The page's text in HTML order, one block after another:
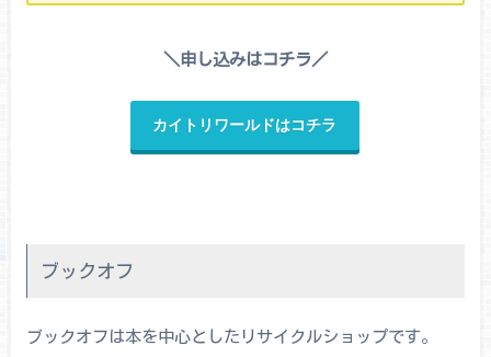
＼申し込みはコチラ／
カイトリワールドはコチラ
ブックオフ
ブックオフは本を中心としたリサイクルショップです。